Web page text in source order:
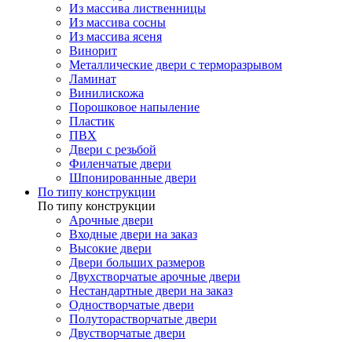
Из массива лиственницы
Из массива сосны
Из массива ясеня
Винорит
Металлические двери с терморазрывом
Ламинат
Винилискожа
Порошковое напыление
Пластик
ПВХ
Двери с резьбой
Филенчатые двери
Шпонированные двери
По типу конструкции
По типу конструкции
Арочные двери
Входные двери на заказ
Высокие двери
Двери больших размеров
Двухстворчатые арочные двери
Нестандартные двери на заказ
Одностворчатые двери
Полуторастворчатые двери
Двустворчатые двери